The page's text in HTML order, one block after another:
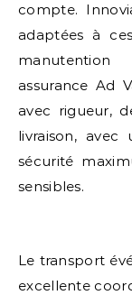
compte.
adaptées à
assurance Ad
avec rigueur,
livraison,
sécurité
sensibles.
Le transport
excellente